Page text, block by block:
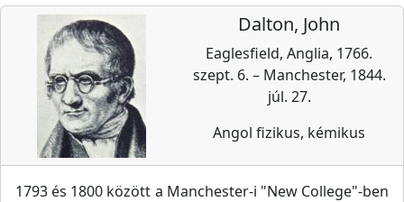
Dalton, John
Eaglesfield, Anglia, 1766.
szept. 6. – Manchester, 1844.
júl. 27.
Angol fizikus, kémikus
1793 és 1800 között a Manchester-i "New College"-ben